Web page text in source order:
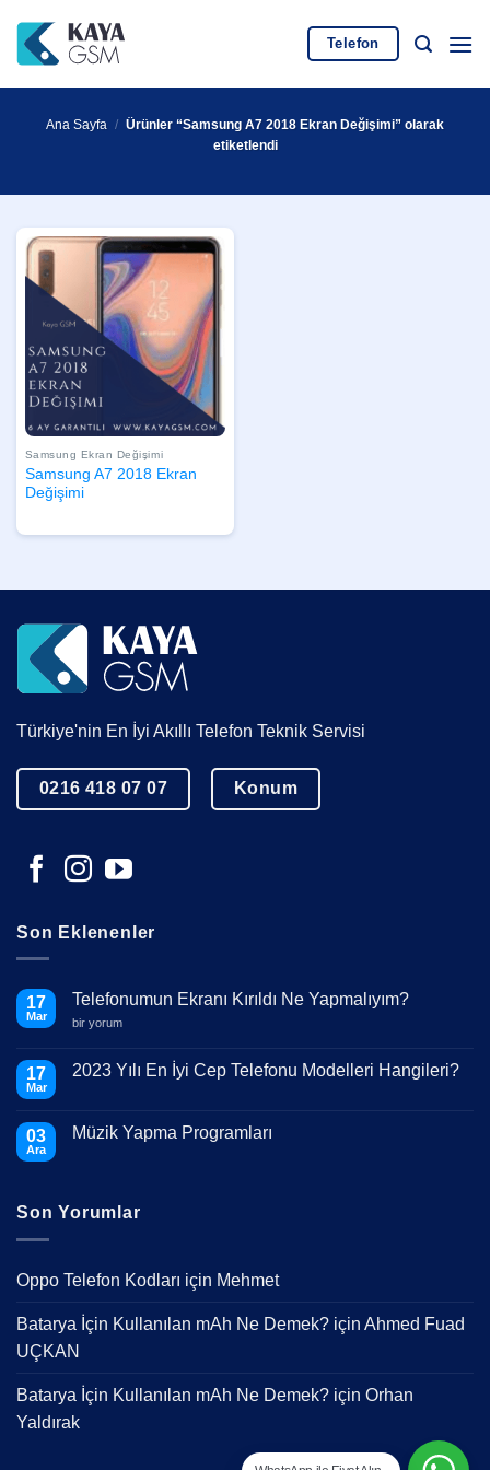
atla
Telefon
Ana Sayfa / Ürünler “Samsung A7 2018 Ekran Değişimi” olarak
etiketlendi
Samsung Ekran Değişimi
Samsung A7 2018 Ekran
Değişimi
Türkiye'nin En İyi Akıllı Telefon Teknik Servisi
0216 418 07 07 Konum
Son Eklenenler
17
Mar
Telefonumun Ekranı Kırıldı Ne Yapmalıyım?
Telefonumun
Ne
Yapmalıyım?
bir yorum
17
Mar
2023 Yılı En İyi Cep Telefonu Modelleri Hangileri?
Yılı
Modelleri
Hangileri?
03
Ara
Müzik Yapma Programları
Programları
Son Yorumlar
Oppo Telefon Kodları için Mehmet
Batarya İçin Kullanılan mAh Ne Demek? için Ahmed Fuad
UÇKAN
Batarya İçin Kullanılan mAh Ne Demek? için Orhan
Yaldırak